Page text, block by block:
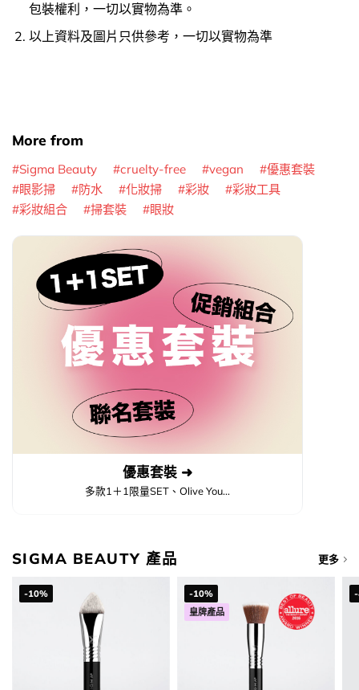
包裝權利，一切以實物為準。
以上資料及圖片只供參考，一切以實物為準
More from
Sigma Beauty cruelty-free vegan
優惠套裝
眼影掃
防水 化妝掃 彩妝
彩妝工具
彩妝組合
掃套裝 眼妝
優惠套裝 ➜
多款1＋1限量SET、Olive You...
SIGMA BEAUTY 產品 更多
-10%
-10%
皇牌產品